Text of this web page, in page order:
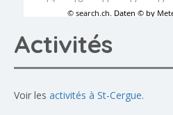
Activités
Voir les activités à St-Cergue.